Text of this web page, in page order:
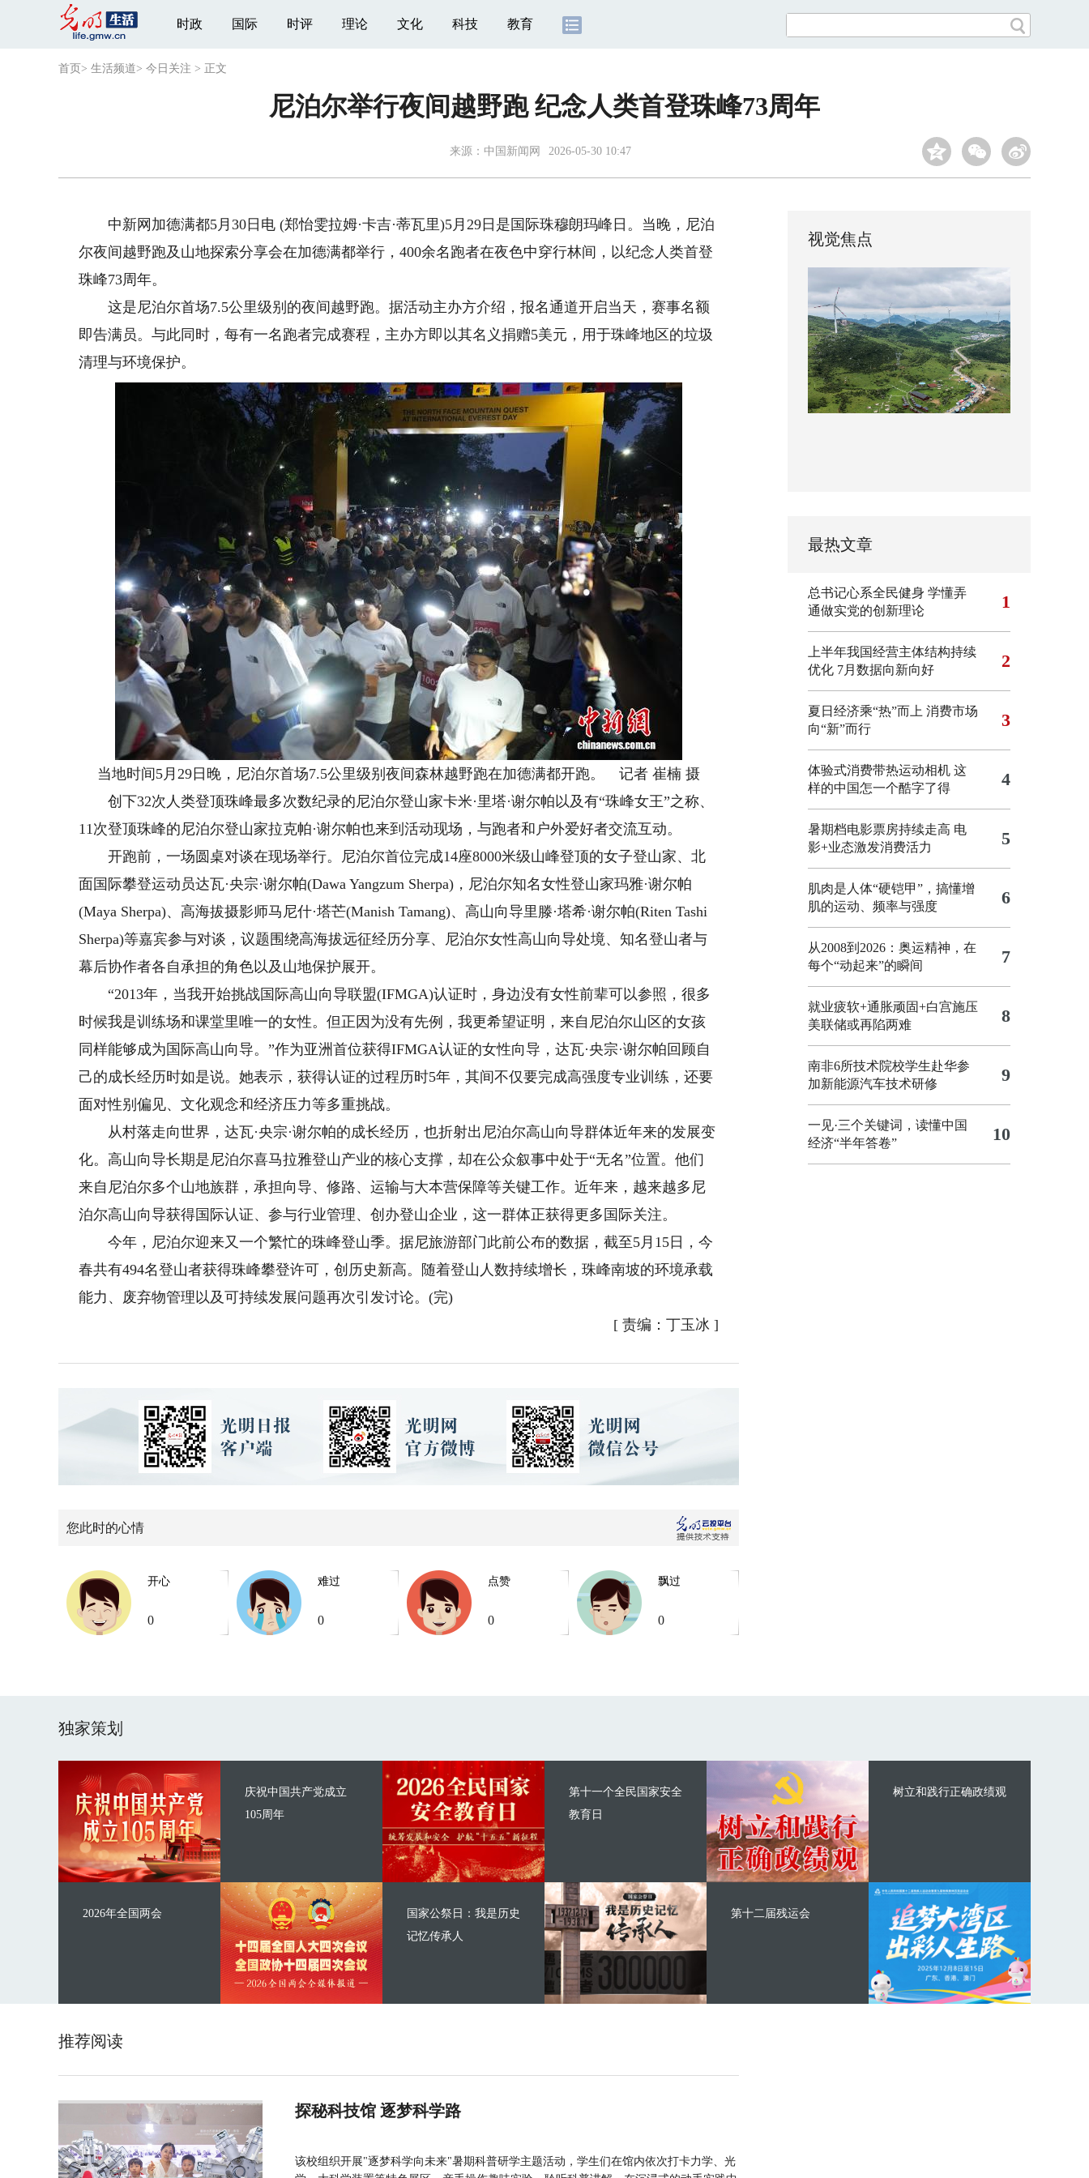
时政 国际 时评 理论 文化 科技 教育
首页 > 生活频道> 今日关注 > 正文
尼泊尔举行夜间越野跑 纪念人类首登珠峰73周年
来源： 中国新闻网 2026-05-30 10:47
中新网加德满都5月30日电 (郑怡雯拉姆·卡吉·蒂瓦里)5月29日是国际珠穆朗玛峰日。当晚，尼泊
尔夜间越野跑及山地探索分享会在加德满都举行，400余名跑者在夜色中穿行林间，以纪念人类首登
珠峰73周年。
这是尼泊尔首场7.5公里级别的夜间越野跑。据活动主办方介绍，报名通道开启当天，赛事名额
即告满员。与此同时，每有一名跑者完成赛程，主办方即以其名义捐赠5美元，用于珠峰地区的垃圾
清理与环境保护。
当地时间5月29日晚，尼泊尔首场7.5公里级别夜间森林越野跑在加德满都开跑。 记者 崔楠 摄
创下32次人类登顶珠峰最多次数纪录的尼泊尔登山家卡米·里塔·谢尔帕以及有“珠峰女王”之称、
11次登顶珠峰的尼泊尔登山家拉克帕·谢尔帕也来到活动现场，与跑者和户外爱好者交流互动。
开跑前，一场圆桌对谈在现场举行。尼泊尔首位完成14座8000米级山峰登顶的女子登山家、北
面国际攀登运动员达瓦·央宗·谢尔帕(Dawa Yangzum Sherpa)，尼泊尔知名女性登山家玛雅·谢尔帕
(Maya Sherpa)、高海拔摄影师马尼什·塔芒(Manish Tamang)、高山向导里滕·塔希·谢尔帕(Riten Tashi
Sherpa)等嘉宾参与对谈，议题围绕高海拔远征经历分享、尼泊尔女性高山向导处境、知名登山者与
幕后协作者各自承担的角色以及山地保护展开。
“2013年，当我开始挑战国际高山向导联盟(IFMGA)认证时，身边没有女性前辈可以参照，很多
时候我是训练场和课堂里唯一的女性。但正因为没有先例，我更希望证明，来自尼泊尔山区的女孩
同样能够成为国际高山向导。”作为亚洲首位获得IFMGA认证的女性向导，达瓦·央宗·谢尔帕回顾自
己的成长经历时如是说。她表示，获得认证的过程历时5年，其间不仅要完成高强度专业训练，还要
面对性别偏见、文化观念和经济压力等多重挑战。
从村落走向世界，达瓦·央宗·谢尔帕的成长经历，也折射出尼泊尔高山向导群体近年来的发展变
化。高山向导长期是尼泊尔喜马拉雅登山产业的核心支撑，却在公众叙事中处于“无名”位置。他们
来自尼泊尔多个山地族群，承担向导、修路、运输与大本营保障等关键工作。近年来，越来越多尼
泊尔高山向导获得国际认证、参与行业管理、创办登山企业，这一群体正获得更多国际关注。
今年，尼泊尔迎来又一个繁忙的珠峰登山季。据尼旅游部门此前公布的数据，截至5月15日，今
春共有494名登山者获得珠峰攀登许可，创历史新高。随着登山人数持续增长，珠峰南坡的环境承载
能力、废弃物管理以及可持续发展问题再次引发讨论。(完)
[ 责编：丁玉冰 ]
您此时的心情
开心
0
难过
0
点赞
0
飘过
0
视觉焦点
最热文章
总书记心系全民健身 学懂弄
通做实党的创新理论
1
上半年我国经营主体结构持续
优化 7月数据向新向好 2
夏日经济乘“热”而上 消费市场
向“新”而行
3
体验式消费带热运动相机 这
样的中国怎一个酷字了得
4
暑期档电影票房持续走高 电
影+业态激发消费活力
5
肌肉是人体“硬铠甲”，搞懂增
肌的运动、频率与强度
6
从2008到2026：奥运精神，在
每个“动起来”的瞬间
7
就业疲软+通胀顽固+白宫施压
美联储或再陷两难
8
南非6所技术院校学生赴华参
加新能源汽车技术研修
9
一见·三个关键词，读懂中国
经济“半年答卷”
10
独家策划
庆祝中国共产党成立
105周年
2026年全国两会
第十一个全民国家安全
教育日
国家公祭日：我是历史
记忆传承人
树立和践行正确政绩观
第十二届残运会
推荐阅读
探秘科技馆 逐梦科学路
该校组织开展"逐梦科学向未来"暑期科普研学主题活动，学生们在馆内依次打卡力学、光